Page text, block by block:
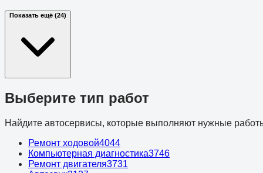
Показать ещё (24)
Выберите тип работ
Найдите автосервисы, которые выполняют нужные
Ремонт ходовой4044
Компьютерная диагностика3746
Ремонт двигателя3731